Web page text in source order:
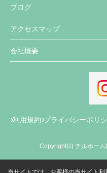
ブログ
アクセスマップ
会社概要
利用規約 プライバシーポリ
Copyright(c) チルホー